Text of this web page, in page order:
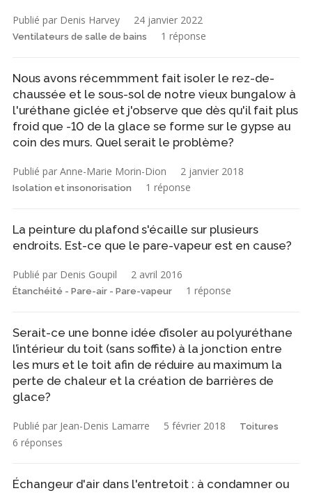
Publié par Denis Harvey 24 janvier 2022
Ventilateurs de salle de bains 1 réponse
Nous avons récemmment fait isoler le rez-de-
chaussée et le sous-sol de notre vieux bungalow à
l'uréthane giclée et j'observe que dès qu'il fait plus
froid que -10 de la glace se forme sur le gypse au
coin des murs. Quel serait le problème?
Publié par Anne-Marie Morin-Dion 2 janvier 2018
Isolation et insonorisation 1 réponse
La peinture du plafond s'écaille sur plusieurs
endroits. Est-ce que le pare-vapeur est en cause?
Publié par Denis Goupil 2 avril 2016
Étanchéité - Pare-air - Pare-vapeur 1 réponse
Serait-ce une bonne idée d’isoler au polyuréthane
l’intérieur du toit (sans soffite) à la jonction entre
les murs et le toit afin de réduire au maximum la
perte de chaleur et la création de barrières de
glace?
Publié par Jean-Denis Lamarre 5 février 2018 Toitures
6 réponses
Échangeur d'air dans l'entretoit : à condamner ou